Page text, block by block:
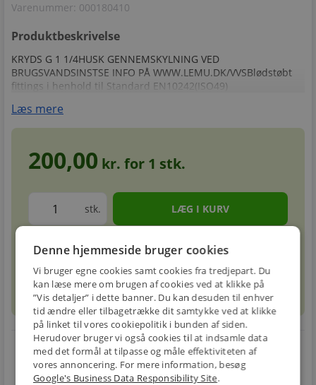
Varenummer: 000180410
Produktbeskrivelse
KRYDS G 1 1/4HUSK GENNEMSKYLNING VED
BRUGSVANDSINSTSE INFO PÅ WWW.LEMU.DK/VVSBlødstøbt
fittings i henhold til Standard EN10242(ISO49)
Læs mere
200,00 kr. for 1 stk.
stk.
circleForventet leveringstid: 5-8 hverdageinfo
sellPrismatch info
E-MÆRKET
local_shipping
BILLIG
restart_alt
30 DAGES
Denne hjemmeside bruger cookies
Vi bruger egne cookies samt cookies fra tredjepart. Du
kan læse mere om brugen af cookies ved at klikke på
”Vis detaljer” i dette banner. Du kan desuden til enhver
tid ændre eller tilbagetrække dit samtykke ved at klikke
på linket til vores cookiepolitik i bunden af siden.
Herudover bruger vi også cookies til at indsamle data
med det formål at tilpasse og måle effektiviteten af
vores annoncering. For mere information, besøg
Google's Business Data Responsibility Site.